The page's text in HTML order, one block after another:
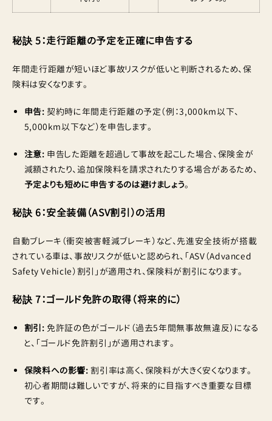
秘訣 5：走行距離の予定を正確に申告する
年間走行距離が短いほど事故リスクが低いと判断されるため、保
険料は安くなります。
申告: 契約時に年間走行距離の予定（例：3,000km以下、
5,000km以下など）を申告します。
注意: 申告した距離を超過して事故を起こした場合、保険金が
減額されたり、追加保険料を請求されたりする場合があるため、
予定よりも短めに申告するのは避けましょう。
秘訣 6：安全装備（ASV割引）の活用
自動ブレーキ（衝突被害軽減ブレーキ）など、先進安全技術が搭載
されている車は、事故リスクが低いと認められ、「ASV（Advanced
Safety Vehicle）割引」が適用され、保険料が割引になります。
秘訣 7：ゴールド免許の取得（将来的に）
割引: 免許証の色がゴールド（過去5年間無事故無違反）になる
と、「ゴールド免許割引」が適用されます。
保険料への影響: 割引率は高く、保険料が大きく安くなります。
初心者期間は難しいですが、将来的に目指すべき重要な目標
です。